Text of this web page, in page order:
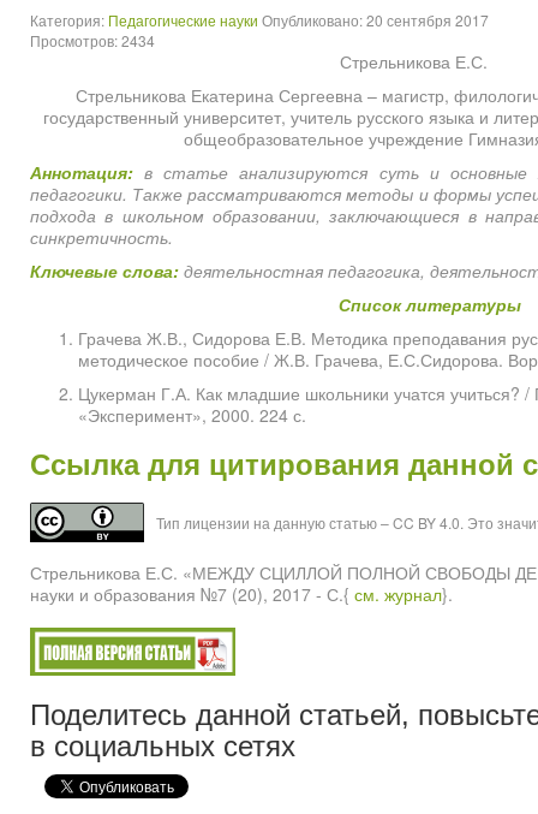
Категория: Педагогические науки Опубликовано: 20 сентября 2017
Просмотров: 2434
Стрельникова Е.С.
Стрельникова Екатерина Сергеевна – магистр,
государственный университет, учитель русского языка и
общеобразовательное учреждение
Аннотация: в статье анализируются суть и основные
педагогики. Также рассматриваются методы и формы
подхода в школьном образовании, заключающиеся в
синкретичность.
Ключевые слова: деятельностная педагогика,
Список литературы
Грачева Ж.В., Сидорова Е.В. Методика преподавания
методическое пособие / Ж.В. Грачева, Е.С.Сидорова.
Цукерман Г.А. Как младшие школьники учатся учиться?
«Эксперимент», 2000. 224 с.
Ссылка для цитирования данной
Тип лицензии на данную статью – CC BY 4.0. Это
Стрельникова Е.С. «МЕЖДУ СЦИЛЛОЙ ПОЛНОЙ СВОБОДЫ
науки и образования №7 (20), 2017 - С.{ см. журнал}.
Поделитесь данной статьей,
в социальных сетях